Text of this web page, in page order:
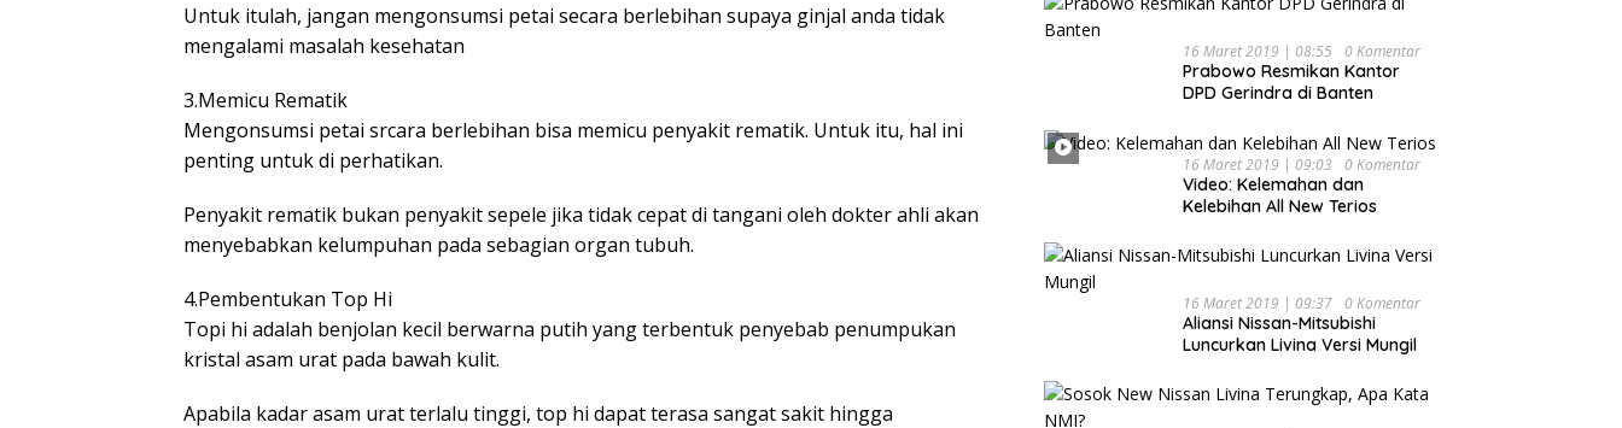
Untuk itulah, jangan mengonsumsi petai secara berlebihan supaya ginjal anda tidak
mengalami masalah kesehatan
3.Memicu Rematik
Mengonsumsi petai srcara berlebihan bisa memicu penyakit rematik. Untuk itu, hal ini
penting untuk di perhatikan.
Penyakit rematik bukan penyakit sepele jika tidak cepat di tangani oleh dokter ahli akan
menyebabkan kelumpuhan pada sebagian organ tubuh.
4.Pembentukan Top Hi
Topi hi adalah benjolan kecil berwarna putih yang terbentuk penyebab penumpukan
kristal asam urat pada bawah kulit.
Apabila kadar asam urat terlalu tinggi, top hi dapat terasa sangat sakit hingga
16 Maret 2019 | 08:55 0 Komentar
Prabowo Resmikan Kantor
DPD Gerindra di Banten
16 Maret 2019 | 09:03 0 Komentar
Video: Kelemahan dan
Kelebihan All New Terios
16 Maret 2019 | 09:37 0 Komentar
Aliansi Nissan-Mitsubishi
Luncurkan Livina Versi Mungil